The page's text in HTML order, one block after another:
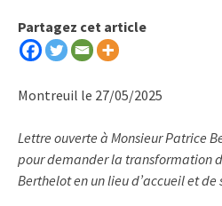
Partagez cet article
Montreuil le 27/05/2025
Lettre ouverte à Monsieur Patrice
pour demander la transformation
Berthelot en un lieu d’accueil et de